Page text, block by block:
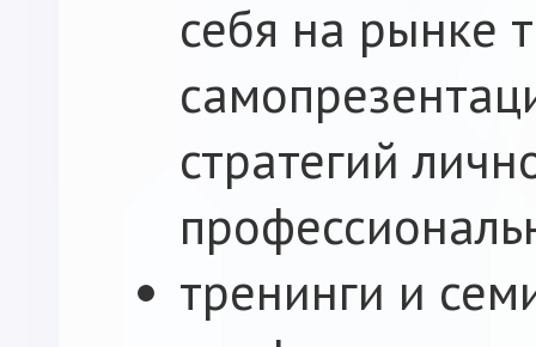
себя на рынке
стратегий
тренинги и